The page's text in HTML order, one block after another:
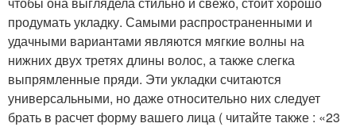
продумать укладку. Самыми распространенными и
удачными вариантами являются мягкие волны на
нижних двух третях длины волос, а также слегка
выпрямленные пряди. Эти укладки считаются
универсальными, но даже относительно них следует
брать в расчет форму вашего лица ( читайте также : «23